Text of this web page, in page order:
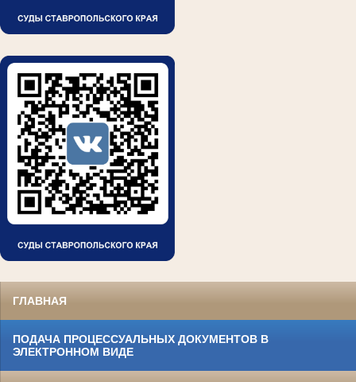
ГЛАВНАЯ
ПОДАЧА ПРОЦЕССУАЛЬНЫХ ДОКУМЕНТОВ В
ЭЛЕКТРОННОМ ВИДЕ